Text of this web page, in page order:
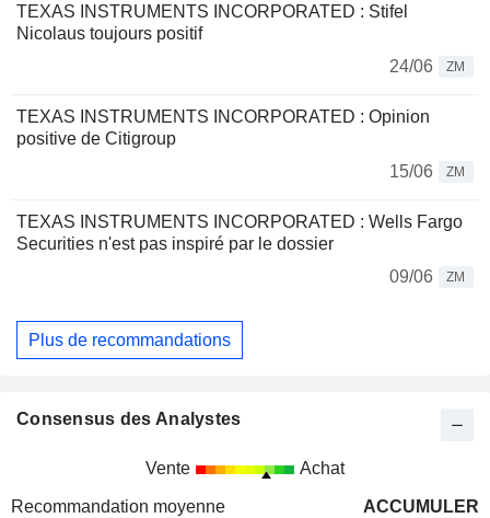
TEXAS INSTRUMENTS INCORPORATED : Stifel
Nicolaus toujours positif
24/06
ZM
TEXAS INSTRUMENTS INCORPORATED : Opinion
positive de Citigroup
15/06
ZM
TEXAS INSTRUMENTS INCORPORATED : Wells Fargo
Securities n'est pas inspiré par le dossier
09/06
ZM
Plus de recommandations
Consensus des Analystes
Vente Achat
Recommandation moyenne
ACCUMULER